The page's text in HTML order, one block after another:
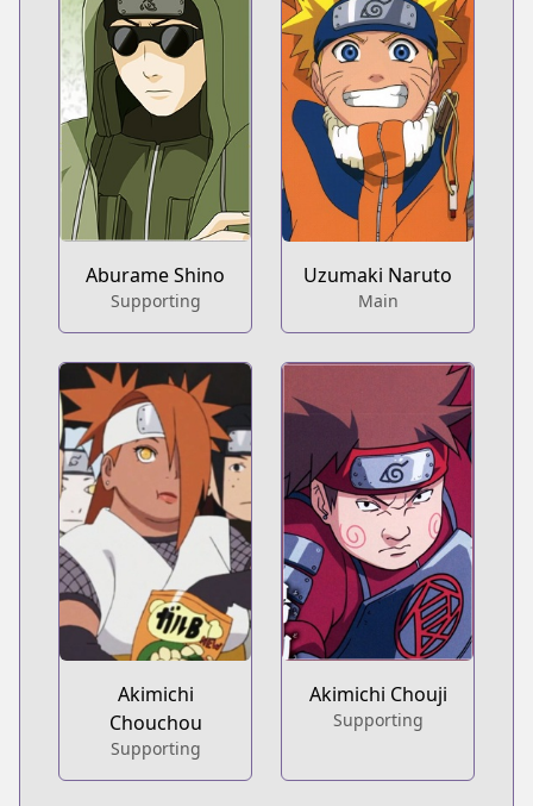
Uzumaki Naruto
Main
Aburame Shino
Supporting
Akimichi Chouji
Supporting
Akimichi
Chouchou
Supporting